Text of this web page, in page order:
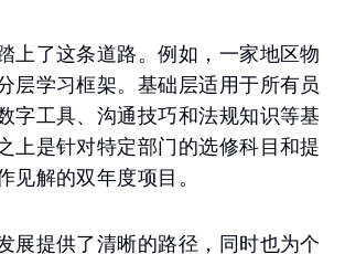
上了这条道路。例如，一家地区物
层学习框架。基础层适用于所有员
字工具、沟通技巧和法规知识等基
上是针对特定部门的选修科目和提
见解的双年度项目。
展提供了清晰的路径，同时也为个